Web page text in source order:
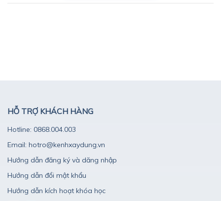
HỖ TRỢ KHÁCH HÀNG
Hotline: 0868.004.003
Email: hotro@kenhxaydung.vn
Hướng dẫn đăng ký và dăng nhập
Hướng dẫn đổi mật khẩu
Hướng dẫn kích hoạt khóa học